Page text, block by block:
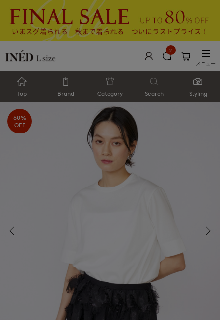
2
メニュー
Top Brand Category Search Styling
60%
OFF